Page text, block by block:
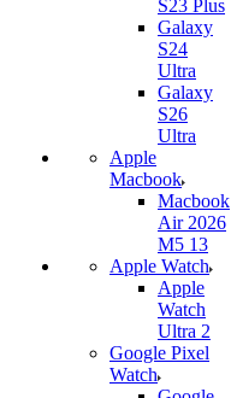
S23 Plus
Galaxy
S24
Ultra
Galaxy
S26
Ultra
Apple
Macbook
Macbook
Air 2026
M5 13
Apple Watch
Apple
Watch
Ultra 2
Google Pixel
Watch